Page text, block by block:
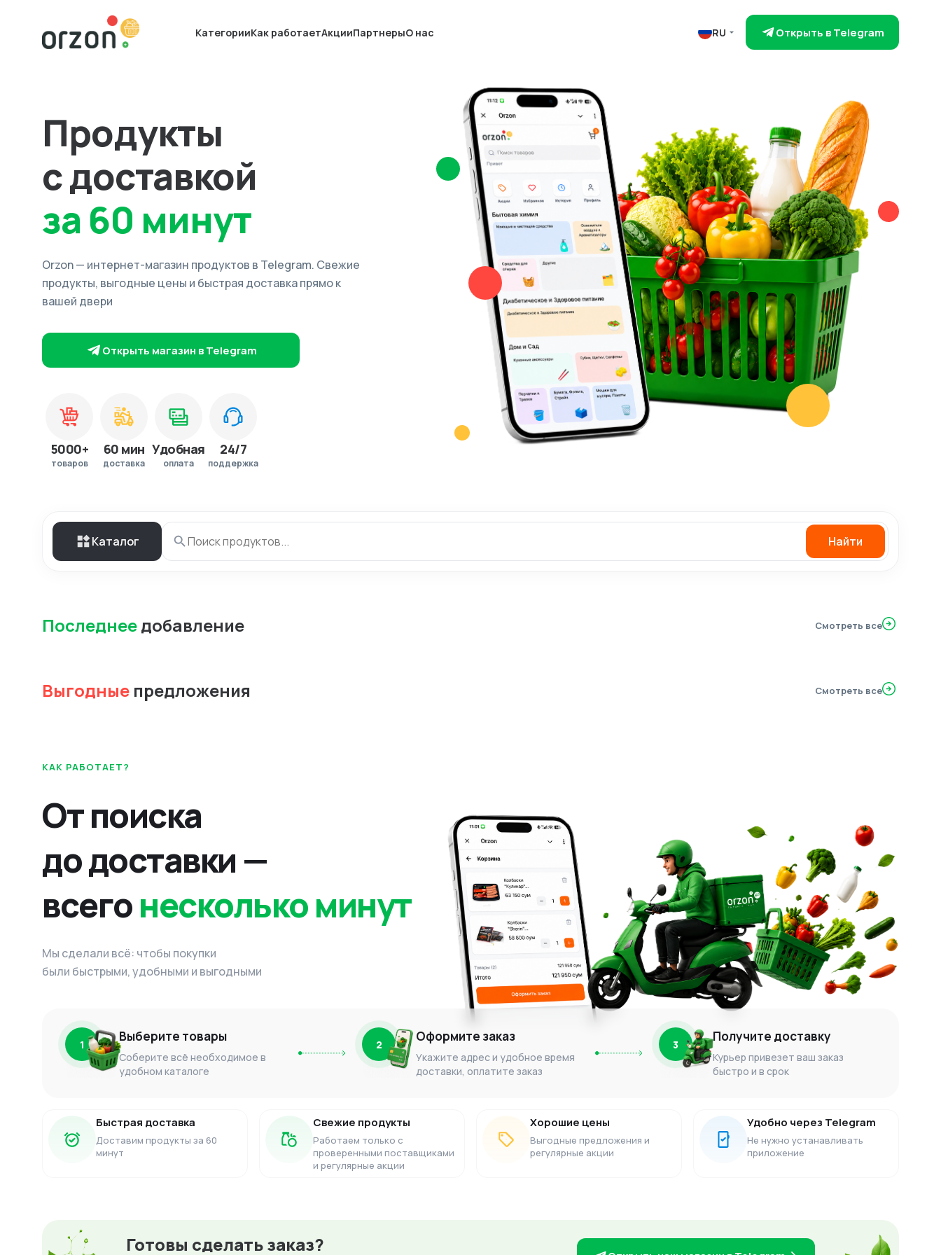
КатегорииКак работаетАкцииПартнерыО нас RU Открыть в Telegram
Продукты
с доставкой
за 60 минут
Orzon — интернет-магазин продуктов в Telegram. Свежие
продукты, выгодные цены и быстрая доставка прямо к
вашей двери
Открыть магазин в Telegram
5000+
товаров
60 мин
доставка
Удобная
оплата
24/7
поддержка
Каталог Найти
Последнеедобавление Смотреть все
Выгодные предложения Смотреть все
КАК РАБОТАЕТ?
От поиска
до доставки —
всегонесколько минут
Мы сделали всё: чтобы покупки
были быстрыми, удобными и выгодными
1 Выберите товары
Соберите всё необходимое в
удобном каталоге
2 Оформите заказ
Укажите адрес и удобное время
доставки, оплатите заказ
3 Получите доставку
Курьер привезет ваш заказ
быстро и в срок
Быстрая доставка
Доставим продукты за 60
минут
Свежие продукты
Работаем только с
проверенными поставщиками
и регулярные акции
Хорошие цены
Выгодные предложения и
регулярные акции
Удобно через Telegram
Не нужно устанавливать
приложение
Готовы сделать заказ?